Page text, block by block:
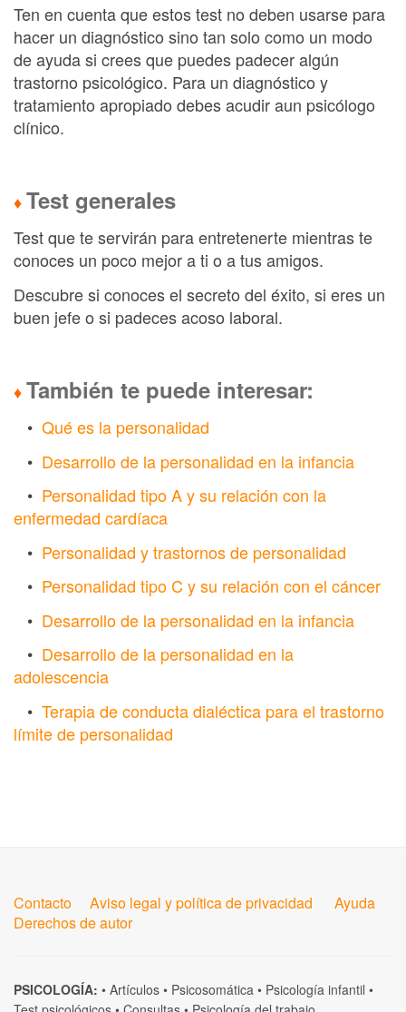
Ten en cuenta que estos test no deben usarse para
hacer un diagnóstico sino tan solo como un modo
de ayuda si crees que puedes padecer algún
trastorno psicológico. Para un diagnóstico y
tratamiento apropiado debes acudir aun psicólogo
clínico.
♦Test generales
Test que te servirán para entretenerte mientras te
conoces un poco mejor a ti o a tus amigos.
Descubre si conoces el secreto del éxito, si eres un
buen jefe o si padeces acoso laboral.
♦También te puede interesar:
• Qué es la personalidad
• Desarrollo de la personalidad en la infancia
• Personalidad tipo A y su relación con la
enfermedad cardíaca
• Personalidad y trastornos de personalidad
• Personalidad tipo C y su relación con el cáncer
• Desarrollo de la personalidad en la infancia
• Desarrollo de la personalidad en la
adolescencia
• Terapia de conducta dialéctica para el trastorno
límite de personalidad
Contacto Aviso legal y política de privacidad
Ayuda
Derechos de autor
PSICOLOGÍA: • Artículos • Psicosomática • Psicología infantil •